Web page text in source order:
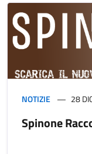
NOTIZIE 28
Spinone